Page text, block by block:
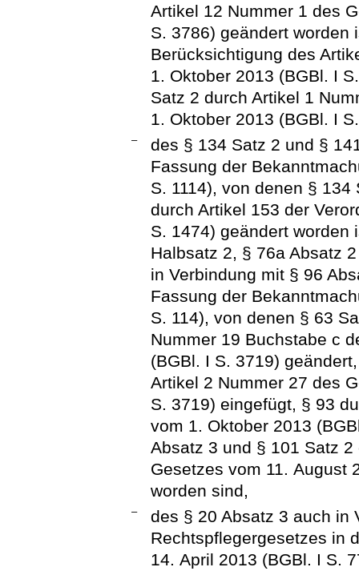
Artikel 12 Nummer 1 des
S. 3786) geändert worden
Berücksichtigung des
1. Oktober 2013 (BGBl. I
Satz 2 durch Artikel 1
1. Oktober 2013 (BGBl. I
–
des § 134 Satz 2 und §
Fassung der
S. 1114), von denen §
durch Artikel 153 der
S. 1474) geändert worden
Halbsatz 2, § 76a Absatz
in Verbindung mit § 96
Fassung der
S. 114), von denen § 63
Nummer 19 Buchstabe c
(BGBl. I S. 3719)
Artikel 2 Nummer 27 des
S. 3719) eingefügt, § 93
vom 1. Oktober 2013
Absatz 3 und § 101 Satz
Gesetzes vom 11. August
worden sind,
–
des § 20 Absatz 3 auch in
Rechtspflegergesetzes in
14. April 2013 (BGBl. I S.